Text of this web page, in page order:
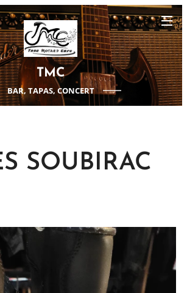
TMC
BAR, TAPAS, CONCERT
SOUBIRAC